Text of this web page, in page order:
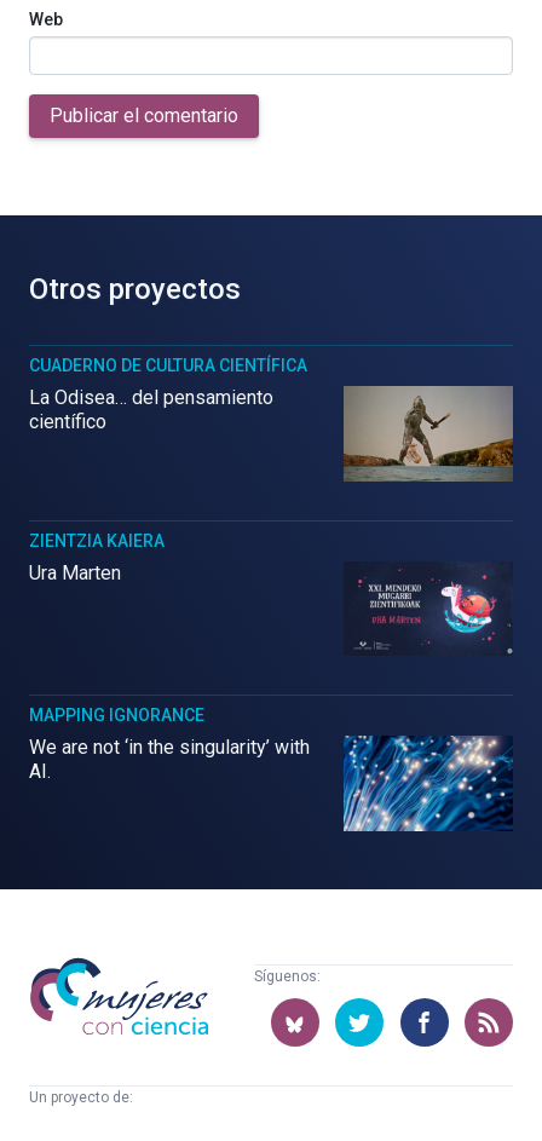
Web
Publicar el comentario
Otros proyectos
CUADERNO DE CULTURA CIENTÍFICA
La Odisea… del pensamiento
científico
ZIENTZIA KAIERA
Ura Marten
MAPPING IGNORANCE
We are not ‘in the singularity’ with
AI.
Mujeres
con
ciencia
Síguenos:
Un proyecto de: